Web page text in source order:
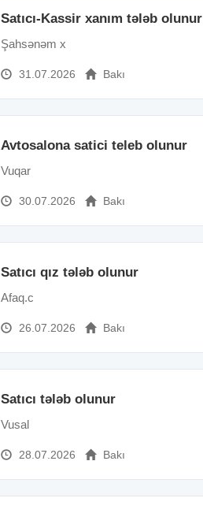
Satıcı-Kassir xanım tələb olunur
Şahsənəm x
31.07.2026 Bakı
Avtosalona satici teleb olunur
Vuqar
30.07.2026 Bakı
Satıcı qız tələb olunur
Afaq.c
26.07.2026 Bakı
Satıcı tələb olunur
Vusal
28.07.2026 Bakı